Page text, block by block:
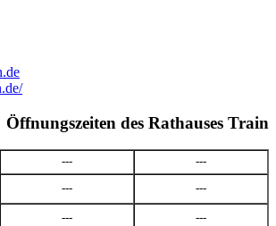
Öffnungszeiten des Rathauses Train
--- ---
--- ---
--- ---